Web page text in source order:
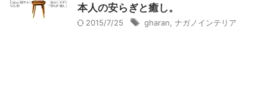
本人の安らぎと癒し。
2015/7/25 gharan ナガノインテリア